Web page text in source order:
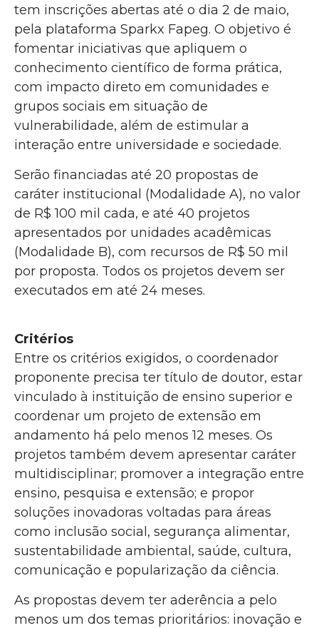
tem inscrições abertas até o dia 2 de maio,
pela plataforma Sparkx Fapeg. O objetivo é
fomentar iniciativas que apliquem o
conhecimento científico de forma prática,
com impacto direto em comunidades e
grupos sociais em situação de
vulnerabilidade, além de estimular a
interação entre universidade e sociedade.
Serão financiadas até 20 propostas de
caráter institucional (Modalidade A), no valor
de R$ 100 mil cada, e até 40 projetos
apresentados por unidades acadêmicas
(Modalidade B), com recursos de R$ 50 mil
por proposta. Todos os projetos devem ser
executados em até 24 meses.
Critérios
Entre os critérios exigidos, o coordenador
proponente precisa ter título de doutor, estar
vinculado à instituição de ensino superior e
coordenar um projeto de extensão em
andamento há pelo menos 12 meses. Os
projetos também devem apresentar caráter
multidisciplinar; promover a integração entre
ensino, pesquisa e extensão; e propor
soluções inovadoras voltadas para áreas
como inclusão social, segurança alimentar,
sustentabilidade ambiental, saúde, cultura,
comunicação e popularização da ciência.
As propostas devem ter aderência a pelo
menos um dos temas prioritários: inovação e